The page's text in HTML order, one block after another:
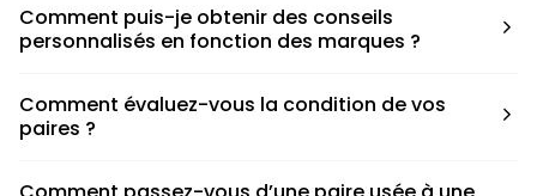
Comment puis-je obtenir des conseils
personnalisés en fonction des marques ?
pour déterminer la taille appropriée, que ce soit une taille
en dessous, au-dessus ou correspondant à votre taille
Comment évaluez-vous la condition de vos
paires ?